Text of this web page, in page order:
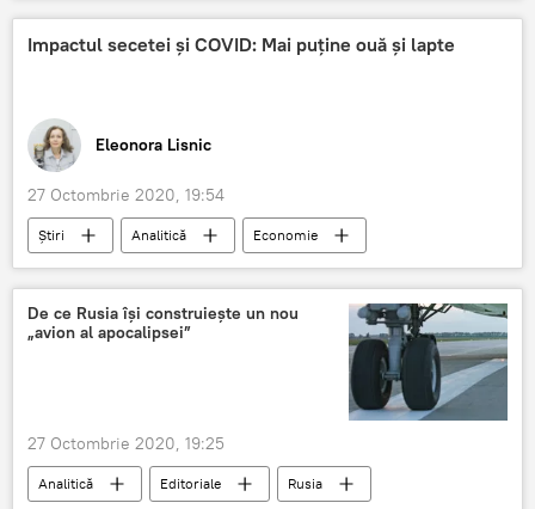
Erevan
Impactul secetei și COVID: Mai puține ouă și lapte
Eleonora Lisnic
27 Octombrie 2020, 19:54
Știri Analitică
Economie
Agricultură
COVID-19
seceta
ouă
lapte
De ce Rusia își construiește un nou
„avion al apocalipsei”
27 Octombrie 2020, 19:25
Analitică Editoriale
Rusia